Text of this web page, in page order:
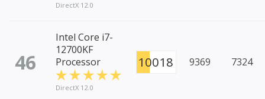
DirectX 12.0
46
Intel Core i7-
12700KF
Processor
DirectX 12.0
10018 9369 7324